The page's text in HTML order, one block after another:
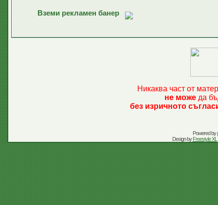
Вземи рекламен банер
Никаква част от
не може да
без изричното
Powered by
Design byFreestyle XL